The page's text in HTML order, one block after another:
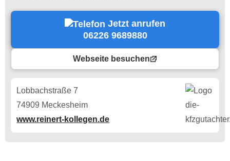
Jetzt anrufen
06226 9689880
Webseite besuchen
Lobbachstraße 7
74909 Meckesheim
www.reinert-kollegen.de